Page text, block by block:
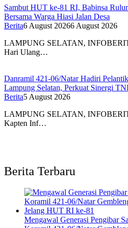
Sambut HUT ke-81 RI, Babinsa
Bersama Warga Hiasi Jalan Desa
Berita6 August 20266 August 2026
LAMPUNG SELATAN,
Hari Ulang…
Danramil 421-06/Natar Hadiri
Lampung Selatan, Perkuat Sinergi
Berita5 August 2026
LAMPUNG SELATAN,
Kapten Inf…
Berita Terbaru
Mengawal Generasi Pengibar